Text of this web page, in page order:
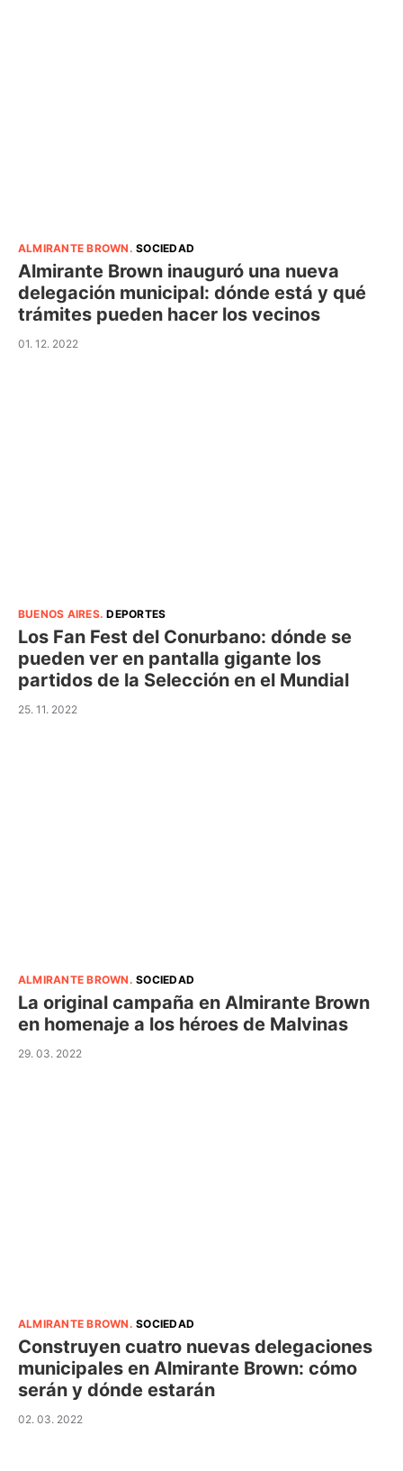
ALMIRANTE BROWN .SOCIEDAD
Almirante Brown inauguró una nueva
delegación municipal: dónde está y qué
trámites pueden hacer los vecinos
01. 12. 2022
BUENOS AIRES.DEPORTES
Los Fan Fest del Conurbano: dónde se
pueden ver en pantalla gigante los
partidos de la Selección en el Mundial
25. 11. 2022
ALMIRANTE BROWN .SOCIEDAD
La original campaña en Almirante Brown
en homenaje a los héroes de Malvinas
29. 03. 2022
ALMIRANTE BROWN .SOCIEDAD
Construyen cuatro nuevas delegaciones
municipales en Almirante Brown: cómo
serán y dónde estarán
02. 03. 2022